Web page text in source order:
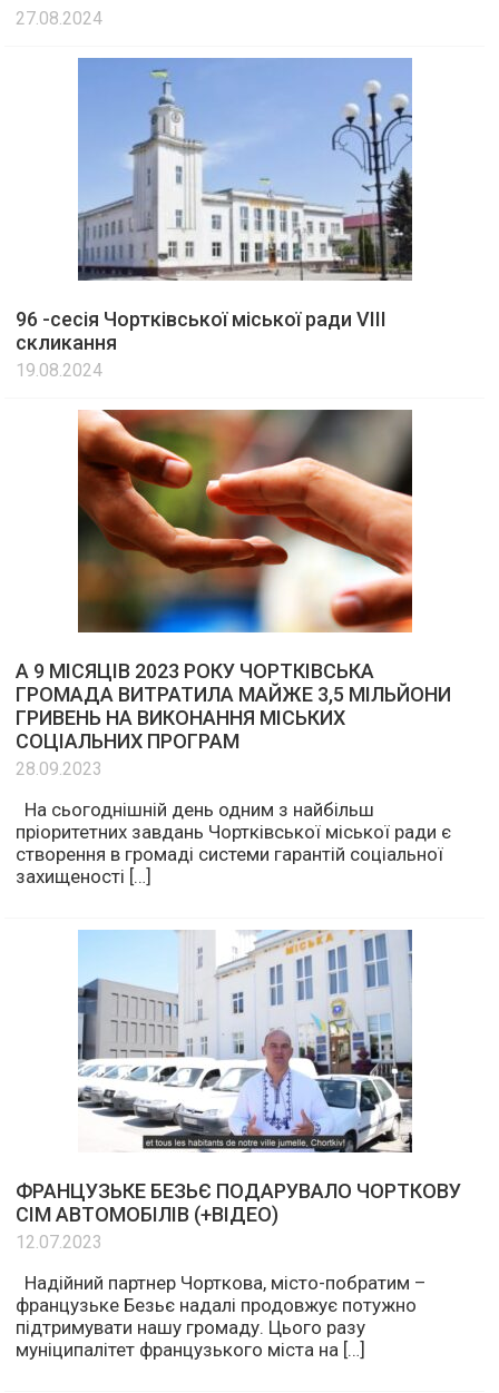
27.08.2024
96 -сесія Чортківської міської ради VIII
скликання
19.08.2024
А 9 МІСЯЦІВ 2023 РОКУ ЧОРТКІВСЬКА
ГРОМАДА ВИТРАТИЛА МАЙЖЕ 3,5 МІЛЬЙОНИ
ГРИВЕНЬ НА ВИКОНАННЯ МІСЬКИХ
СОЦІАЛЬНИХ ПРОГРАМ
28.09.2023
На сьогоднішній день одним з найбільш
пріоритетних завдань Чортківської міської ради є
створення в громаді системи гарантій соціальної
захищеності […]
ФРАНЦУЗЬКЕ БЕЗЬЄ ПОДАРУВАЛО ЧОРТКОВУ
СІМ АВТОМОБІЛІВ (+ВІДЕО)
12.07.2023
Надійний партнер Чорткова, місто-побратим –
французьке Безьє надалі продовжує потужно
підтримувати нашу громаду. Цього разу
муніципалітет французького міста на […]